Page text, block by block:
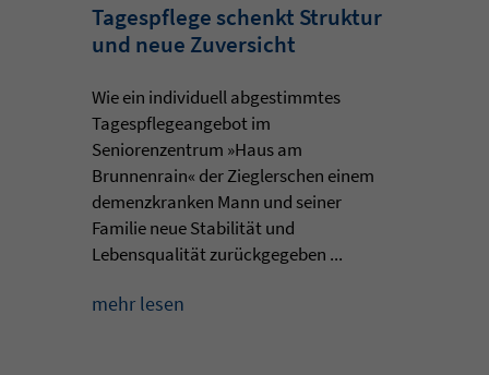
Tagespflege schenkt Struktur
und neue Zuversicht
Wie ein individuell abgestimmtes
Tagespflegeangebot im
Seniorenzentrum »Haus am
Brunnenrain« der Zieglerschen einem
demenzkranken Mann und seiner
Familie neue Stabilität und
Lebensqualität zurückgegeben ...
mehr lesen